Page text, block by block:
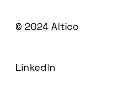
© 2024Altico
LinkedIn